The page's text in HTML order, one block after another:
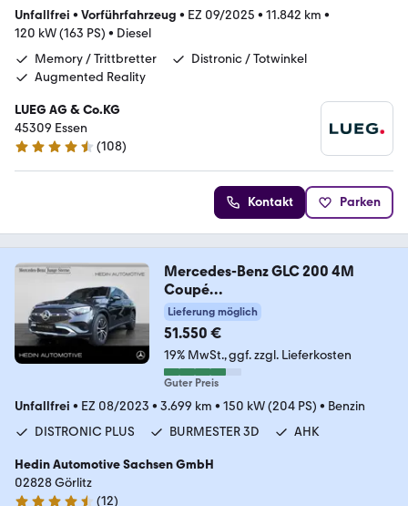
Unfallfrei • Vorführfahrzeug • EZ 09/2025 • 11.842 km •
120 kW (163 PS) • Diesel
Memory / Trittbretter
Distronic / Totwinkel
Augmented Reality
LUEG AG & Co.KG
45309 Essen
4.6 Sterne
(108)
Kontakt Parken
Mercedes-Benz GLC 200 4M
Coupé
BURM|AHK|PANO|360°|MEMORY|
DISTR
Lieferung möglich
51.550 €
19% MwSt. ggf. zzgl. Lieferkosten
Guter Preis
Unfallfrei • EZ 08/2023 • 3.699 km • 150 kW (204 PS) • Benzin
DISTRONIC PLUS
BURMESTER 3D AHK
Hedin Automotive Sachsen GmbH
02828 Görlitz
(12)